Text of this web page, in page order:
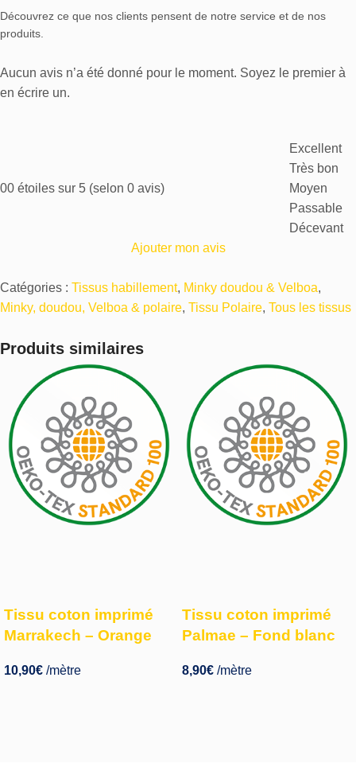
Découvrez ce que nos clients pensent de notre service et de nos
produits.
Aucun avis n’a été donné pour le moment. Soyez le premier à
en écrire un.
00 étoiles sur 5 (selon 0 avis)
Excellent
Très bon
Moyen
Passable
Décevant
Ajouter mon avis
Catégories : Tissus habillement, Minky doudou & Velboa,
Minky, doudou, Velboa & polaire, Tissu Polaire, Tous les tissus
Produits similaires
Tissu coton imprimé
Marrakech – Orange
10,90€ /mètre
Tissu coton imprimé
Palmae – Fond blanc
8,90€ /mètre